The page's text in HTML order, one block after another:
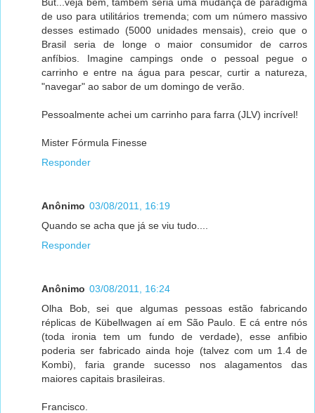
de uso para utilitários tremenda; com um número massivo
desses estimado (5000 unidades mensais), creio que o
Brasil seria de longe o maior consumidor de carros
anfíbios. Imagine campings onde o pessoal pegue o
carrinho e entre na água para pescar, curtir a natureza,
"navegar" ao sabor de um domingo de verão.
Pessoalmente achei um carrinho para farra (JLV) incrível!
Mister Fórmula Finesse
Responder
Anônimo 03/08/2011, 16:19
Quando se acha que já se viu tudo....
Responder
Anônimo 03/08/2011, 16:24
Olha Bob, sei que algumas pessoas estão fabricando
réplicas de Kübellwagen aí em São Paulo. E cá entre nós
(toda ironia tem um fundo de verdade), esse anfibio
poderia ser fabricado ainda hoje (talvez com um 1.4 de
Kombi), faria grande sucesso nos alagamentos das
maiores capitais brasileiras.
Francisco.